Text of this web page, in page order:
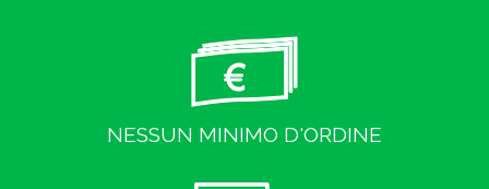
NESSUN MINIMO D'ORDINE